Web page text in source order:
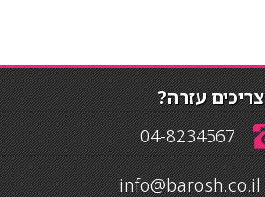
צריכים עזרה?
04-8234567
info@barosh.co.il